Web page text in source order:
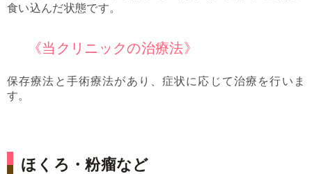
食い込んだ状態です。
《当クリニックの治療法》
保存療法と手術療法があり、症状に応じて治療を行いま
す。
ほくろ・粉瘤など